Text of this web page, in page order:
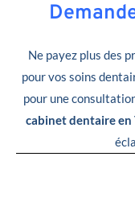
Ne payez plus des
pour vos soins
pour une
cabinet dentaire en